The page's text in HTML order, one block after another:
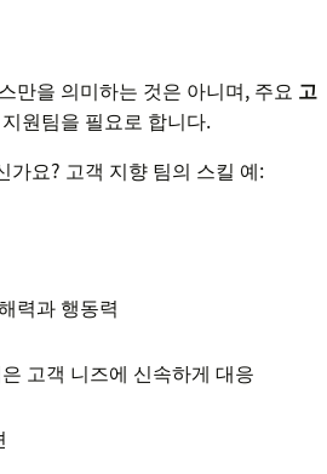
만을 의미하는 것은 아니며, 주요 고
원팀을 필요로 합니다.
가요? 고객 지향 팀의 스킬 예:
력과 행동력
고객 니즈에 신속하게 대응